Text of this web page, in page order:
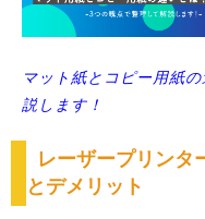
マット紙とコピー用紙
説します！
レーザープリンタ
とデメリット